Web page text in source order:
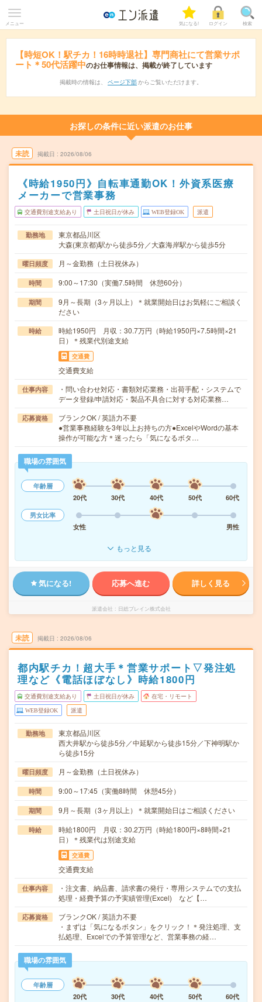
メニュー 気になる! ログイン 検索
【時短OK！駅チカ！16時時退社】専門商社にて営業サポ
ート＊50代活躍中のお仕事情報は、掲載が終了しています
掲載時の情報は、 ページ下部 からご覧いただけます。
お探しの条件に近い派遣のお仕事
未読 掲載日 2026/08/06
《時給1950円》自転車通勤OK！外資系医療
メーカーで営業事務
交通費別途支給あり 土日祝日が休み WEB登録OK 派遣
勤務地
東京都品川区
大森(東京都)駅から徒歩5分／大森海岸駅から徒歩5分
曜日頻度 月～金勤務（土日祝休み）
時間 9:00～17:30（実働7.5時間 休憩60分）
期間
9月～長期（3ヶ月以上）＊就業開始日はお気軽にご相談く
ださい
時給
時給1950円 月収：30.7万円（時給1950円×7.5時間×21
日）＊残業代別途支給
交通費
交通費支給
仕事内容
・問い合わせ対応・書類対応業務・出荷手配・システムで
データ登録/申請対応・製品不具合に対する対応業務…
応募資格
ブランクOK / 英語力不要
●営業事務経験を3年以上お持ちの方●ExcelやWordの基本
操作が可能な方＊迷ったら「気になるボタ…
職場の雰囲気
年齢層
20代
30代 40代 50代
60代
男女比率
女性
男性
もっと見る
気になる! 応募へ進む 詳しく見る
派遣会社 日総ブレイン株式会社
未読 掲載日 2026/08/06
都内駅チカ！超大手＊営業サポート▽発注処
理など《電話ほぼなし》時給1800円
交通費別途支給あり 土日祝日が休み 在宅・リモート
WEB登録OK 派遣
勤務地
東京都品川区
西大井駅から徒歩5分／中延駅から徒歩15分／下神明駅か
ら徒歩15分
曜日頻度 月～金勤務（土日祝休み）
時間 9:00～17:45（実働8時間 休憩45分）
期間 9月～長期（3ヶ月以上）＊就業開始日はご相談ください
時給
時給1800円 月収：30.2万円（時給1800円×8時間×21
日）＊残業代は別途支給
交通費
交通費支給
仕事内容
・注文書、納品書、請求書の発行・専用システムでの支払
処理・経費予算の予実績管理(Excel) など【…
応募資格
ブランクOK / 英語力不要
・まずは「気になるボタン」をクリック！＊発注処理、支
払処理、Excelでの予算管理など、営業事務の経…
職場の雰囲気
年齢層
20代
30代 40代 50代
60代